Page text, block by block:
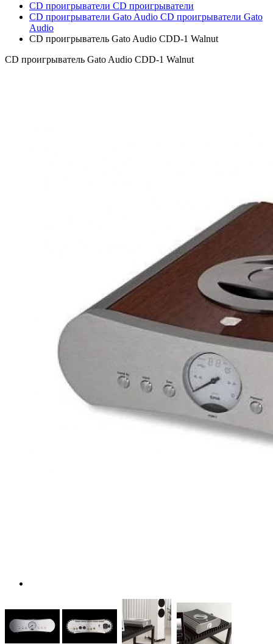
CD проигрыватели CD проигрыватели
CD проигрыватели Gato Audio CD проигрыватели Gato
Audio
CD проигрыватель Gato Audio CDD-1 Walnut
CD проигрыватель Gato Audio CDD-1 Walnut